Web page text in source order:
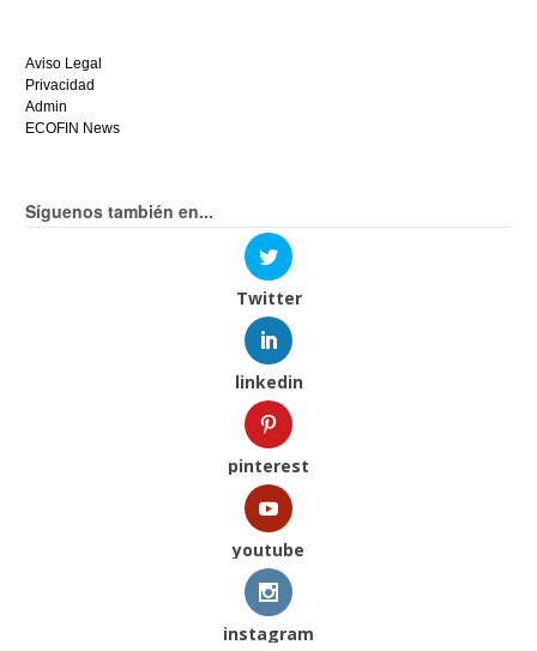
Aviso Legal
Privacidad
Admin
ECOFIN News
Síguenos también en...
Twitter
linkedin
pinterest
youtube
instagram